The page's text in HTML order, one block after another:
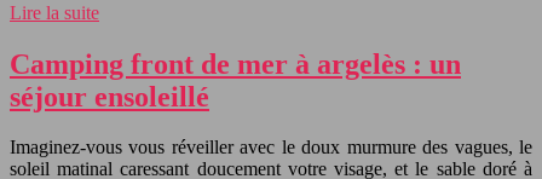
Lire la suite
Camping front de mer à argelès : un
séjour ensoleillé
Imaginez-vous vous réveiller avec le doux murmure des vagues, le
soleil matinal caressant doucement votre visage, et le sable doré à